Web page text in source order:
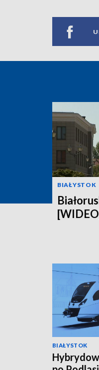
BIAŁYSTOK
BIAŁYSTOK